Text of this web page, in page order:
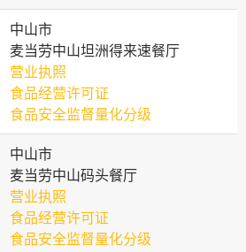
中山市
麦当劳中山坦洲得来速餐厅
营业执照
食品经营许可证
食品安全监督量化分级
中山市
麦当劳中山码头餐厅
营业执照
食品经营许可证
食品安全监督量化分级